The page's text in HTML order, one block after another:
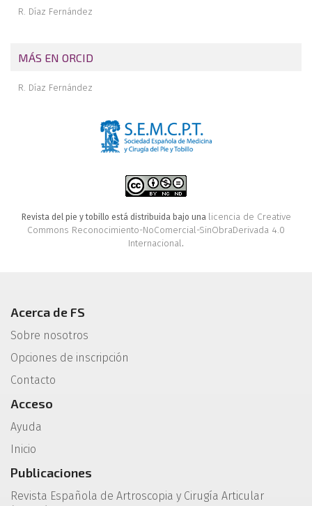
R. Díaz Fernández
MÁS EN ORCID
R. Díaz Fernández
Revista del pie y tobillo está distribuida bajo una licencia de Creative
Commons Reconocimiento-NoComercial-SinObraDerivada 4.0
Internacional.
Acerca de FS
Sobre nosotros
Opciones de inscripción
Contacto
Acceso
Ayuda
Inicio
Publicaciones
Revista Española de Artroscopia y Cirugía Articular